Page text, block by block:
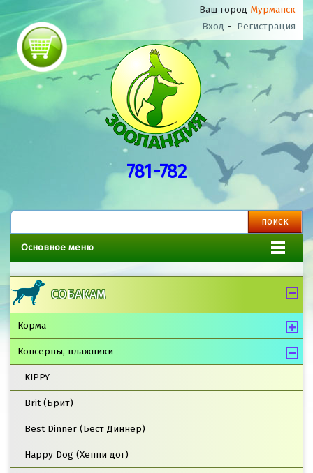
Ваш город Мурманск
Вход - Регистрация
781-782
Основное меню
СОБАКАМ
Корма
Консервы, влажники
KIPPY
Brit (Брит)
Best Dinner (Бест Диннер)
Happy Dog (Хеппи дог)